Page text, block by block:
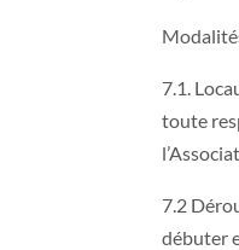
7.1.
toute
7.2
débuter